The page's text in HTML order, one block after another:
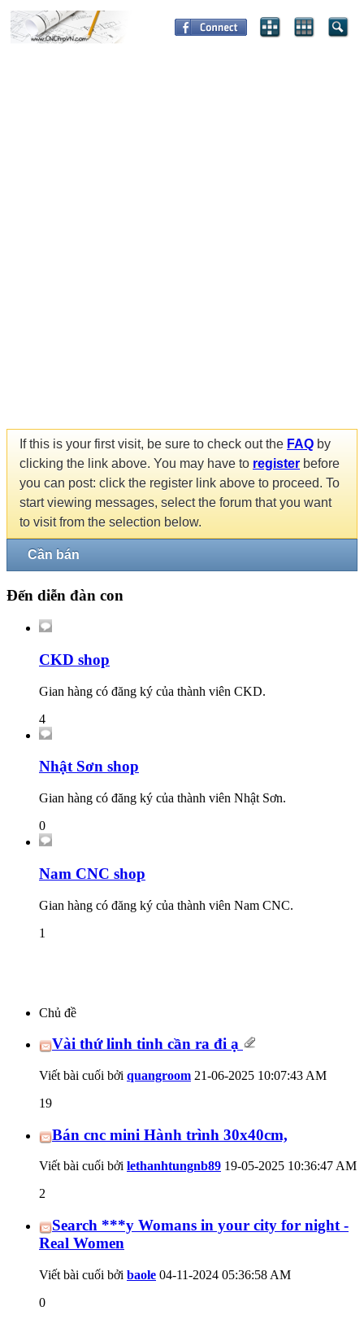
If this is your first visit, be sure to check out the FAQ by
clicking the link above. You may have to register before
you can post: click the register link above to proceed. To
start viewing messages, select the forum that you want
to visit from the selection below.
Cần bán
Đến diễn đàn con
CKD shop
Gian hàng có đăng ký của thành viên CKD.
4
Nhật Sơn shop
Gian hàng có đăng ký của thành viên Nhật Sơn.
0
Nam CNC shop
Gian hàng có đăng ký của thành viên Nam CNC.
1
Chủ đề
Vài thứ linh tinh cần ra đi ạ
Viết bài cuối bởi quangroom 21-06-2025 10:07:43 AM
19
Bán cnc mini Hành trình 30x40cm,
Viết bài cuối bởi lethanhtungnb89 19-05-2025 10:36:47 AM
2
Search ***y Womans in your city for night -
Real Women
Viết bài cuối bởi baole 04-11-2024 05:36:58 AM
0